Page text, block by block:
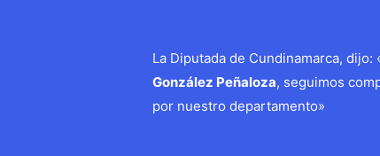
La Diputada de Cundinamarca,
González Peñaloza, seguimos
por nuestro departamento»